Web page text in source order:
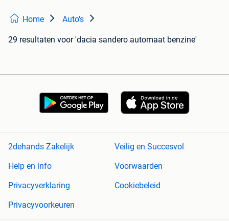
Home Auto's
29 resultaten voor 'dacia sandero automaat benzine'
2dehands Zakelijk
Veilig en Succesvol
Help en info
Voorwaarden
Privacyverklaring
Cookiebeleid
Privacyvoorkeuren